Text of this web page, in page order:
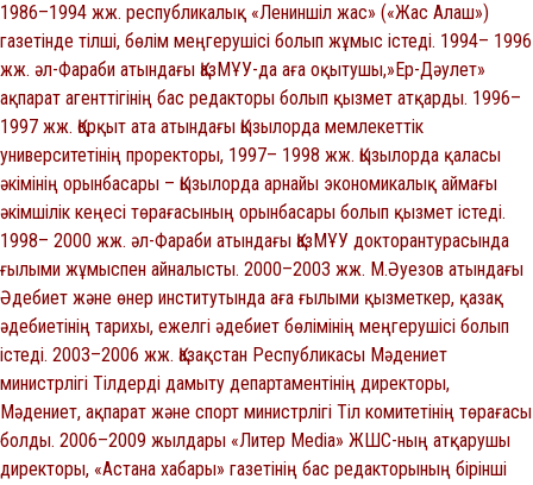
1986–1994 жж. республикалық «Лениншіл жас» («Жас Алаш»)
газетінде тілші, бөлім меңгерушісі болып жұмыс істеді. 1994– 1996
жж. әл-Фараби атындағы ҚазМҰУ-да аға оқытушы,»Ер-Дәулет»
ақпарат агенттігінің бас редакторы болып қызмет атқарды. 1996–
1997 жж. Қорқыт ата атындағы Қызылорда мемлекеттік
университетінің проректоры, 1997– 1998 жж. Қызылорда қаласы
әкімінің орынбасары – Қызылорда арнайы экономикалық аймағы
әкімшілік кеңесі төрағасының орынбасары болып қызмет істеді.
1998– 2000 жж. әл-Фараби атындағы ҚазМҰУ докторантурасында
ғылыми жұмыспен айналысты. 2000–2003 жж. М.Әуезов атындағы
Әдебиет және өнер институтында аға ғылыми қызметкер, қазақ
әдебиетінің тарихы, ежелгі әдебиет бөлімінің меңгерушісі болып
істеді. 2003–2006 жж. Қазақстан Республикасы Мәдениет
министрлігі Тілдерді дамыту департаментінің директоры,
Мәдениет, ақпарат және спорт министрлігі Тіл комитетінің төрағасы
болды. 2006–2009 жылдары «Литер Меdіа» ЖШС-ның атқарушы
директоры, «Астана хабары» газетінің бас редакторының бірінші